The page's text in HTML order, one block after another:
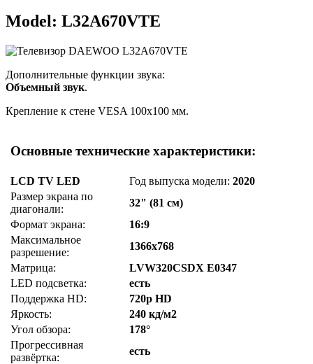
Model: L32A670VTE
Дополнительные функции звука:
Объемный звук.
Крепление к стене VESA 100x100 мм.
Основные технические характеристики:
LCD TV LED Год выпуска модели:2020
Размер экрана по
диагонали:
32" (81 см)
Формат экрана:
16:9
Максимальное
разрешение:
1366x768
Матрица:
LVW320CSDX E0347
LED подсветка:
есть
Поддержка HD:
720p HD
Яркость:
240 кд/м2
Угол обзора:
178°
Прогрессивная
развёртка:
есть